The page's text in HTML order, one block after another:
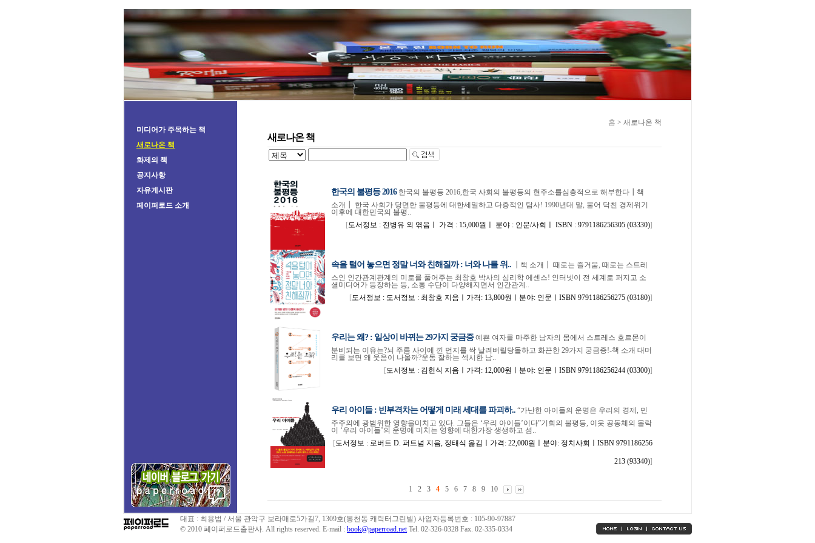
미디어가 주목하는 책
새로나온 책
화제의 책
공지사항
자유게시판
페이퍼로드 소개
홈 > 새로나온 책
새로나온 책
한국의 불평등 2016 한국의 불평등 2016,한국 사회의 불평등의 현주소를심층적으로 해부한다┃책
소개┃ 한국 사회가 당면한 불평등에 대한세밀하고 다층적인 탐사! 1990년대 말, 불어 닥친 경제위기
이후에 대한민국의 불평..
[도서정보 : 전병유 외 엮음ㅣ 가격 : 15,000원ㅣ 분야 : 인문/사회ㅣ ISBN : 9791186256305 (03330)]
속을 털어 놓으면 정말 너와 친해질까 : 너와 나를 위..
┃책 소개┃ 때로는 즐거움, 때로는 스트레
스인 인간관계관계의 미로를 풀어주는 최창호 박사의 심리학 에센스! 인터넷이 전 세계로 퍼지고 소
셜미디어가 등장하는 등, 소통 수단이 다양해지면서 인간관계..
[도서정보 : 도서정보 : 최창호 지음ㅣ가격: 13,800원ㅣ분야: 인문ㅣISBN 9791186256275 (03180)]
우리는 왜? : 일상이 바뀌는 29가지 궁금증 예쁜 여자를 마주한 남자의 몸에서 스트레스 호르몬이
분비되는 이유는?뇌 주름 사이에 낀 먼지를 싹 날려버릴당돌하고 화끈한 29가지 궁금증!-책 소개 대머
리를 보면 왜 웃음이 나올까?운동 잘하는 섹시한 남..
[도서정보 : 김헌식 지음ㅣ가격: 12,000원ㅣ분야: 인문ㅣISBN 9791186256244 (03300)]
우리 아이들 : 빈부격차는 어떻게 미래 세대를 파괴하.. “가난한 아이들의 운명은 우리의 경제, 민
주주의에 광범위한 영향을미치고 있다. 그들은 ‘우리 아이들’이다”기회의 불평등, 이웃 공동체의 몰락
이 ‘우리 아이들’의 운명에 미치는 영향에 대한가장 생생하고 섬..
[도서정보 : 로버트 D. 퍼트넘 지음, 정태식 옮김ㅣ가격: 22,000원ㅣ분야: 정치사회ㅣISBN 9791186256
213 (93340)]
1 2 3 4 5 6 7 8 9 10
대표 : 최용범 / 서울 관악구 보라매로5가길7, 1309호(봉천동 캐릭터그린빌) 사업자등록번호 : 105-90-97887
© 2010 페이퍼로드출판사. All rights reserved. E-mail : book@paperroad.netTel. 02-326-0328 Fax. 02-335-0334